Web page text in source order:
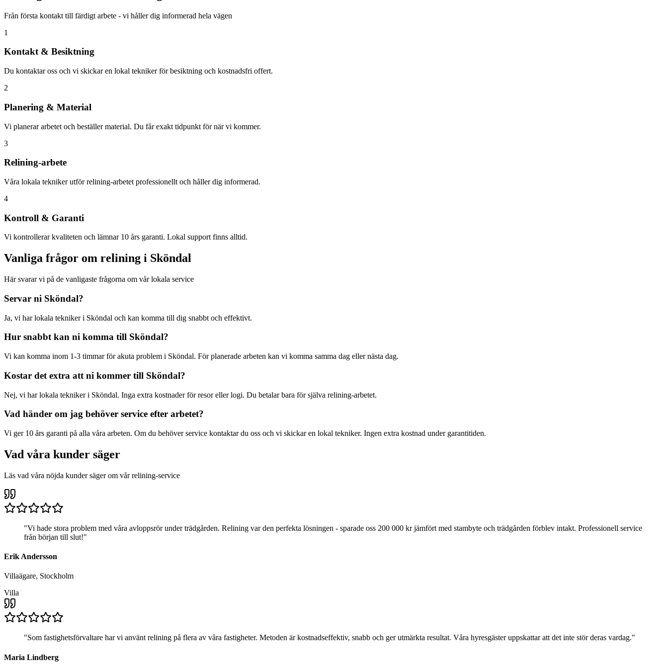
Från första kontakt till färdigt arbete - vi håller dig informerad hela vägen
1
Kontakt & Besiktning
Du kontaktar oss och vi skickar en lokal tekniker för besiktning och kostnadsfri offert.
2
Planering & Material
Vi planerar arbetet och beställer material. Du får exakt tidpunkt för när vi kommer.
3
Relining-arbete
Våra lokala tekniker utför relining-arbetet professionellt och håller dig informerad.
4
Kontroll & Garanti
Vi kontrollerar kvaliteten och lämnar 10 års garanti. Lokal support finns alltid.
Vanliga frågor om relining i Sköndal
Här svarar vi på de vanligaste frågorna om vår lokala service
Servar ni Sköndal?
Ja, vi har lokala tekniker i Sköndal och kan komma till dig snabbt och effektivt.
Hur snabbt kan ni komma till Sköndal?
Vi kan komma inom 1-3 timmar för akuta problem i Sköndal. För planerade arbeten kan vi komma samma dag eller nästa dag.
Kostar det extra att ni kommer till Sköndal?
Nej, vi har lokala tekniker i Sköndal. Inga extra kostnader för resor eller logi. Du betalar bara för själva relining-arbetet.
Vad händer om jag behöver service efter arbetet?
Vi ger 10 års garanti på alla våra arbeten. Om du behöver service kontaktar du oss och vi skickar en lokal tekniker. Ingen extra kostnad under garantitiden.
Vad våra kunder säger
Läs vad våra nöjda kunder säger om vår relining-service
"Vi hade stora problem med våra avloppsrör under trädgården. Relining var den perfekta lösningen - sparade oss 200 000 kr jämfört med stambyte och trädgården förblev intakt. Professionell service
från början till slut!"
Erik Andersson
Villaägare, Stockholm
Villa
"Som fastighetsförvaltare har vi använt relining på flera av våra fastigheter. Metoden är kostnadseffektiv, snabb och ger utmärkta resultat. Våra hyresgäster uppskattar att det inte stör deras vardag."
Maria Lindberg